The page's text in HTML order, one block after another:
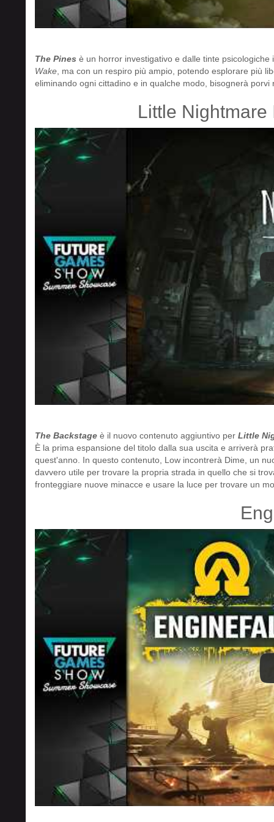
The Pines è un horror investigativo e dalle tinte
Wake , ma con un respiro più ampio, potendo esplorare più
eliminando ogni cittadino e in qualche modo, bisognerà
Little Nightmare
The Backstage è il nuovo contenuto aggiuntivo per Little
È la prima espansione del titolo dalla sua uscita e arriverà
quest'anno. In questo contenuto, Low incontrerà Dime, un
davvero utile per trovare la propria strada in quello che si
fronteggiare nuove minacce e usare la luce per trovare un